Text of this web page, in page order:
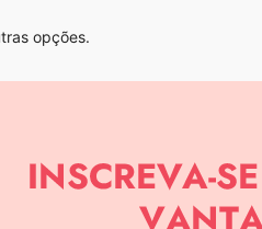
opções.
APP